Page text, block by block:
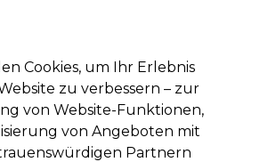
Anmelden
Elektrogeräte Saloneinrichtung
und Lieferzeiten
– mehr erfahren
Cookies, um Ihr Erlebnis
zu verbessern – zur
von Website-Funktionen,
von Angeboten mit
Partnern